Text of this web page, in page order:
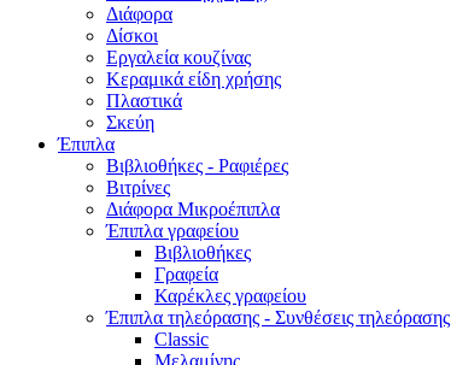
Διάφορα
Δίσκοι
Εργαλεία κουζίνας
Κεραμικά είδη χρήσης
Πλαστικά
Σκεύη
Έπιπλα
Βιβλιοθήκες - Ραφιέρες
Βιτρίνες
Διάφορα Μικροέπιπλα
Έπιπλα γραφείου
Βιβλιοθήκες
Γραφεία
Καρέκλες γραφείου
Έπιπλα τηλεόρασης - Συνθέσεις τηλεόρασης
Classic